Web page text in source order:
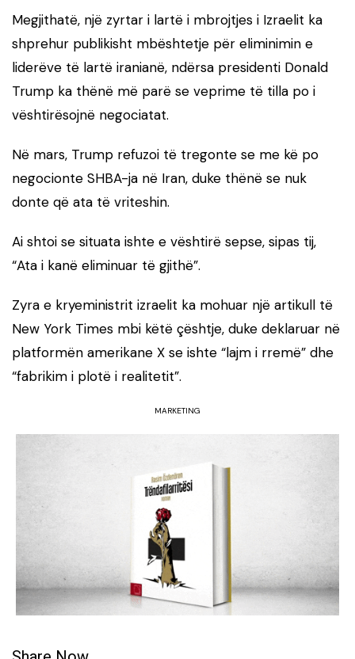
Megjithatë, një zyrtar i lartë i mbrojtjes i Izraelit ka
shprehur publikisht mbështetje për eliminimin e
liderëve të lartë iranianë, ndërsa presidenti Donald
Trump ka thënë më parë se veprime të tilla po i
vështirësojnë negociatat.
Në mars, Trump refuzoi të tregonte se me kë po
negocionte SHBA-ja në Iran, duke thënë se nuk
donte që ata të vriteshin.
Ai shtoi se situata ishte e vështirë sepse, sipas tij,
“Ata i kanë eliminuar të gjithë”.
Zyra e kryeministrit izraelit ka mohuar një artikull të
New York Times mbi këtë çështje, duke deklaruar në
platformën amerikane X se ishte “lajm i rremë” dhe
“fabrikim i plotë i realitetit”.
MARKETING